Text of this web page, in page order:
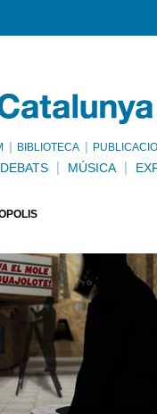
BIBLIOTECA
DEBATS MÚSICA